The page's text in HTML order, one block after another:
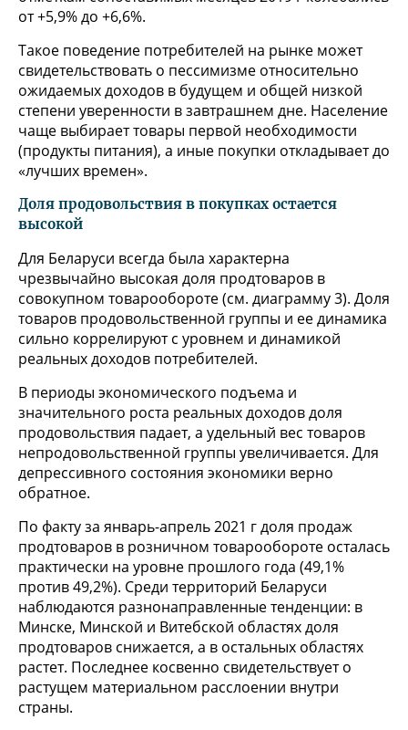
от +5,9% до +6,6%.
Такое поведение потребителей на рынке может
свидетельствовать о пессимизме относительно
ожидаемых доходов в будущем и общей низкой
степени уверенности в завтрашнем дне. Население
чаще выбирает товары первой необходимости
(продукты питания), а иные покупки откладывает до
«лучших времен».
Доля продовольствия в покупках остается
высокой
Для Беларуси всегда была характерна
чрезвычайно высокая доля продтоваров в
совокупном товарообороте (см. диаграмму 3). Доля
товаров продовольственной группы и ее динамика
сильно коррелируют с уровнем и динамикой
реальных доходов потребителей.
В периоды экономического подъема и
значительного роста реальных доходов доля
продовольствия падает, а удельный вес товаров
непродовольственной группы увеличивается. Для
депрессивного состояния экономики верно
обратное.
По факту за январь-апрель 2021 г доля продаж
продтоваров в розничном товарообороте осталась
практически на уровне прошлого года (49,1%
против 49,2%). Среди территорий Беларуси
наблюдаются разнонаправленные тенденции: в
Минске, Минской и Витебской областях доля
продтоваров снижается, а в остальных областях
растет. Последнее косвенно свидетельствует о
растущем материальном расслоении внутри
страны.